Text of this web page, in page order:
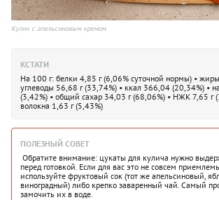
Кулич с апельсиновым кремом
КСТАТИ
На 100 г: белки 4,85 г (6,06% суточной нормы) •
углеводы 56,68 г (33,74%) • ккал 366,04 (20,34%) •
(3,42%) • общий сахар 34,03 г (68,06%) • НЖК 7,65 г
волокна 1,63 г (5,43%)
ПОЛЕЗНЫЙ СОВЕТ
Обратите внимание: цукаты для кулича нужно
перед готовкой. Если для вас это не совсем
используйте фруктовый сок (тот же апельсиновый,
виноградный) либо крепко заваренный чай. Самый
замочить их в воде.